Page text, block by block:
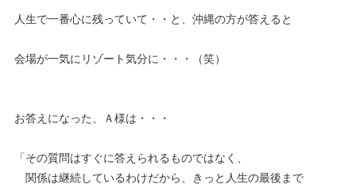
人生で一番心に残っていて・・と、沖縄の方が答えると
会場が一気にリゾート気分に・・・（笑）
お答えになった、Ａ様は・・・
「その質問はすぐに答えられるものではなく、
関係は継続しているわけだから、きっと人生の最後まで